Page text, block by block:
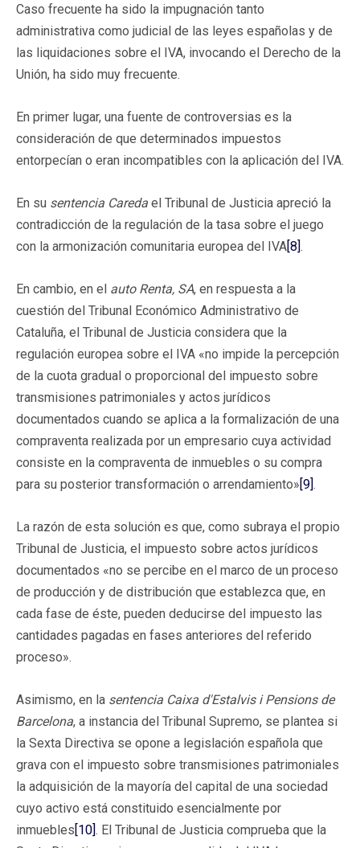
Caso frecuente ha sido la impugnación tanto
administrativa como judicial de las leyes españolas y de
las liquidaciones sobre el IVA, invocando el Derecho de la
Unión, ha sido muy frecuente.
En primer lugar, una fuente de controversias es la
consideración de que determinados impuestos
entorpecían o eran incompatibles con la aplicación del IVA.
En su sentencia Careda el Tribunal de Justicia apreció la
contradicción de la regulación de la tasa sobre el juego
con la armonización comunitaria europea del IVA[8].
En cambio, en el auto Renta, SA, en respuesta a la
cuestión del Tribunal Económico Administrativo de
Cataluña, el Tribunal de Justicia considera que la
regulación europea sobre el IVA «no impide la percepción
de la cuota gradual o proporcional del impuesto sobre
transmisiones patrimoniales y actos jurídicos
documentados cuando se aplica a la formalización de una
compraventa realizada por un empresario cuya actividad
consiste en la compraventa de inmuebles o su compra
para su posterior transformación o arrendamiento»[9].
La razón de esta solución es que, como subraya el propio
Tribunal de Justicia, el impuesto sobre actos jurídicos
documentados «no se percibe en el marco de un proceso
de producción y de distribución que establezca que, en
cada fase de éste, pueden deducirse del impuesto las
cantidades pagadas en fases anteriores del referido
proceso».
Asimismo, en la sentencia Caixa d'Estalvis i Pensions de
Barcelona, a instancia del Tribunal Supremo, se plantea si
la Sexta Directiva se opone a legislación española que
grava con el impuesto sobre transmisiones patrimoniales
la adquisición de la mayoría del capital de una sociedad
cuyo activo está constituido esencialmente por
inmuebles[10]. El Tribunal de Justicia comprueba que la